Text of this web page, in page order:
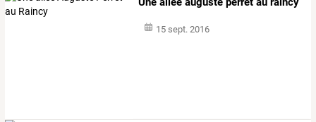
15 sept. 2016